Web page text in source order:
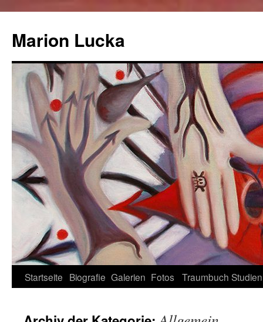
Marion Lucka
Zum
Startseite Biografie Galerien Fotos Traumbuch Studien